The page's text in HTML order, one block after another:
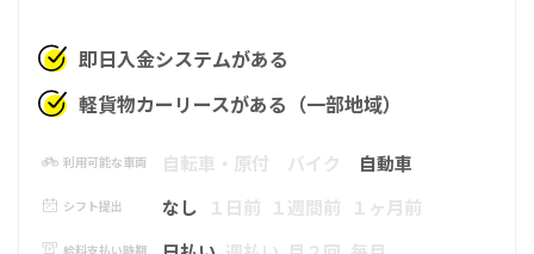
即日入金システムがある
軽貨物カーリースがある（一部地域）
利用可能な車両 自転車・原付 バイク 自動車
シフト提出 なし １日前 １週間前 １ヶ月前
給料支払い時期